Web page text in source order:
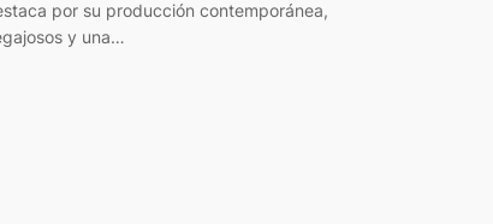
por su producción contemporánea,
y una…